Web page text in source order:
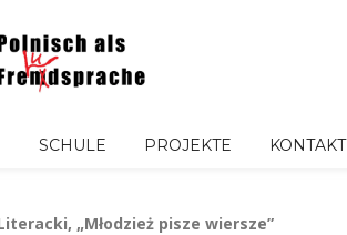
SCHULE PROJEKTE KONTAKT
„Młodzież pisze wiersze”